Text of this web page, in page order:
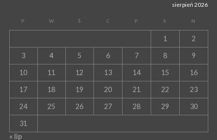
sierpień 2026
P W Ś C P S N
1 2
3 4 5 6 7 8 9
10 11 12 13 14 15 16
17 18 19 20 21 22 23
24 25 26 27 28 29 30
31
« lip